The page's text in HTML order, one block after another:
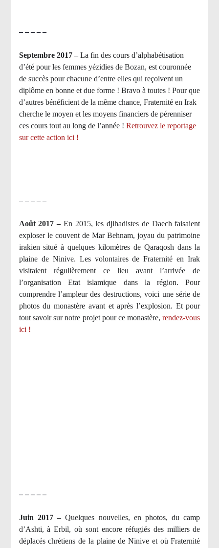
– – – – –
Septembre 2017 –La fin des cours d’alphabétisation
d’été pour les femmes yézidies de Bozan, est couronnée
de succès pour chacune d’entre elles qui reçoivent un
diplôme en bonne et due forme ! Bravo à toutes ! Pour que
d’autres bénéficient de la même chance, Fraternité en Irak
cherche le moyen et les moyens financiers de pérenniser
ces cours tout au long de l’année ! Retrouvez le reportage
sur cette action ici !
– – – – –
Août 2017 – En 2015, les djihadistes de Daech faisaient
exploser le couvent de Mar Behnam, joyau du patrimoine
irakien situé à quelques kilomètres de Qaraqosh dans la
plaine de Ninive. Les volontaires de Fraternité en Irak
visitaient régulièrement ce lieu avant l’arrivée de
l’organisation Etat islamique dans la région. Pour
comprendre l’ampleur des destructions, voici une série de
photos du monastère avant et après l’explosion. Et pour
tout savoir sur notre projet pour ce monastère,rendez-vous
ici !
– – – – –
Juin 2017 –Quelques nouvelles, en photos, du camp
d’Ashti, à Erbil, où sont encore réfugiés des milliers de
déplacés chrétiens de la plaine de Ninive et où Fraternité